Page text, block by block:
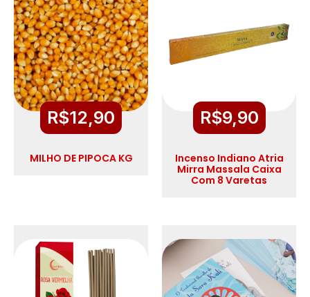
R$12,90
MILHO DE PIPOCA KG
R$9,90
Incenso Indiano Atria
Mirra Massala Caixa
Com 8 Varetas